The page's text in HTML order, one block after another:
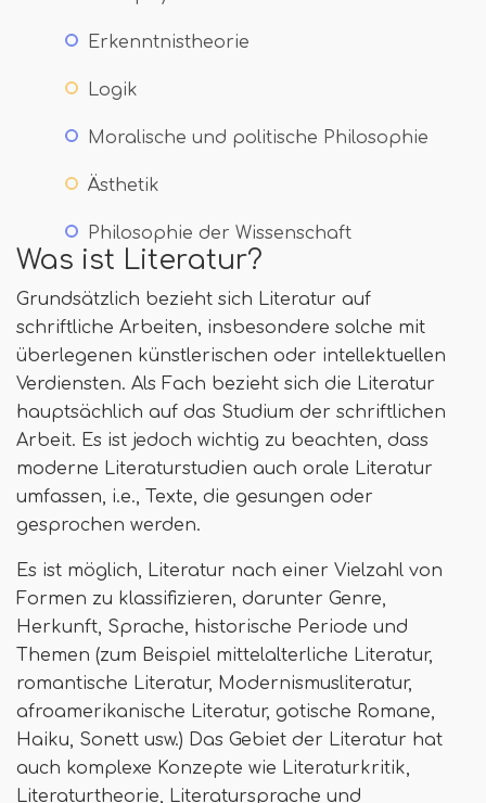
Erkenntnistheorie
Logik
Moralische und politische Philosophie
Ästhetik
Philosophie der Wissenschaft
Was ist Literatur?
Grundsätzlich bezieht sich Literatur auf
schriftliche Arbeiten, insbesondere solche mit
überlegenen künstlerischen oder intellektuellen
Verdiensten. Als Fach bezieht sich die Literatur
hauptsächlich auf das Studium der schriftlichen
Arbeit. Es ist jedoch wichtig zu beachten, dass
moderne Literaturstudien auch orale Literatur
umfassen, i.e., Texte, die gesungen oder
gesprochen werden.
Es ist möglich, Literatur nach einer Vielzahl von
Formen zu klassifizieren, darunter Genre,
Herkunft, Sprache, historische Periode und
Themen (zum Beispiel mittelalterliche Literatur,
romantische Literatur, Modernismusliteratur,
afroamerikanische Literatur, gotische Romane,
Haiku, Sonett usw.) Das Gebiet der Literatur hat
auch komplexe Konzepte wie Literaturkritik,
Literaturtheorie, Literatursprache und